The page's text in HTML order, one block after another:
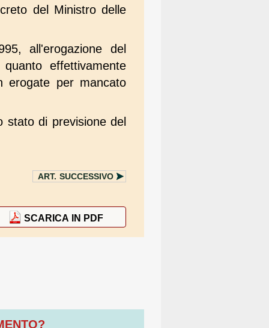
del Ministro delle
all'erogazione del
effettivamente
erogate per mancato
stato di previsione del
ART. SUCCESSIVO
SCARICA IN PDF